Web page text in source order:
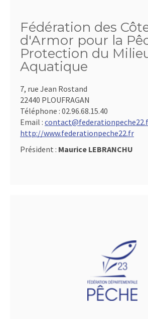
Fédération des
d'Armor pour la
Protection du
Aquatique
7, rue Jean Rostand
22440 PLOUFRAGAN
Téléphone : 02.96.68.15.40
Email :
http://www.federationpeche22.fr
Président : Maurice LEBRANCHU